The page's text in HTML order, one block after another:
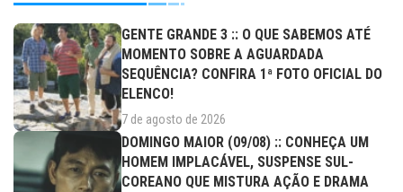
GENTE GRANDE 3 :: O QUE SABEMOS ATÉ
MOMENTO SOBRE A AGUARDADA
SEQUÊNCIA? CONFIRA 1ª FOTO OFICIAL DO
ELENCO!
7 de agosto de 2026
DOMINGO MAIOR (09/08) :: CONHEÇA UM
HOMEM IMPLACÁVEL, SUSPENSE SUL-
COREANO QUE MISTURA AÇÃO E DRAMA